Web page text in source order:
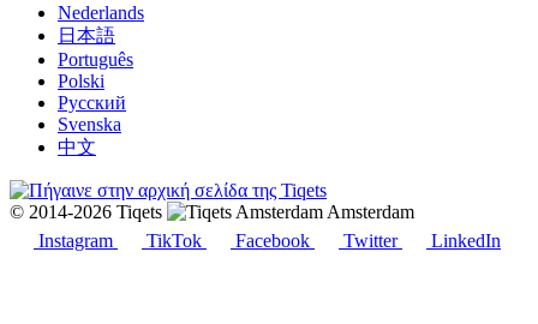
Nederlands
日本語
Português
Polski
Русский
Svenska
中文
© 2014-2026 Tiqets
Amsterdam
Instagram
TikTok Facebook Twitter LinkedIn